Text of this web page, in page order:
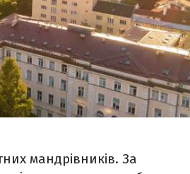
мандрівників. За